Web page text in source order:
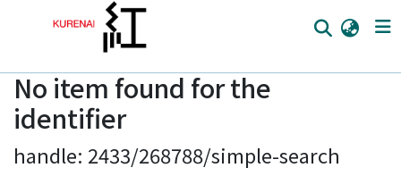
Home
Communities
Browse
No item found for the
identifier
handle: 2433/268788/simple-search